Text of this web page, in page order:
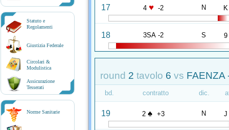
Statuto e
Regolamenti
Giustizia Federale
Circolari &
Modulistica
Assicurazione
Tesserati
Norme Sanitarie
17 4 ♥ -2 N K
18 3SA -2 S 9
round 2 tavolo 6 vs FAENZA
bd. contratto dic.
19 2 ♠ +3 N J